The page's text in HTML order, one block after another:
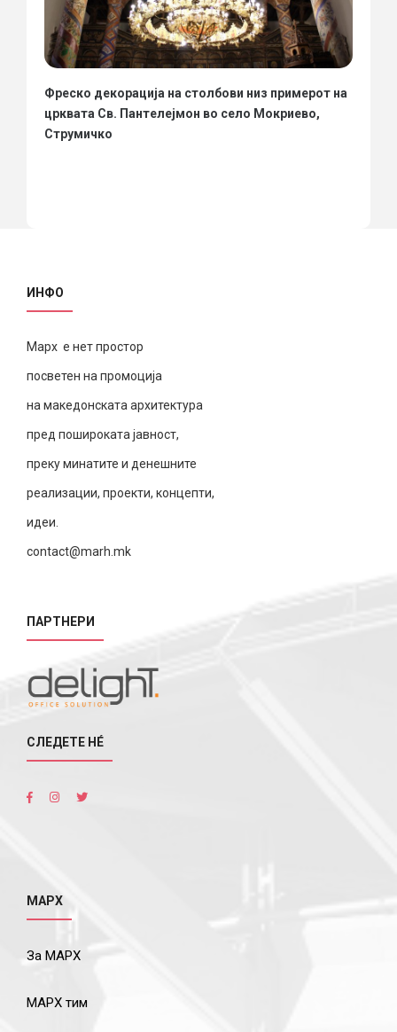
Фреско декорација на столбови низ примерот на
црквата Св. Пантелејмон во село Мокриево,
Струмичко
ИНФО
Марх е нет простор
посветен на промоција
на македонската архитектура
пред пошироката јавност,
преку минатите и денешните
реализации, проекти, концепти,
идеи.
contact@marh.mk
ПАРТНЕРИ
СЛЕДЕТЕ НÉ
МАРХ
За МАРХ
МАРХ тим